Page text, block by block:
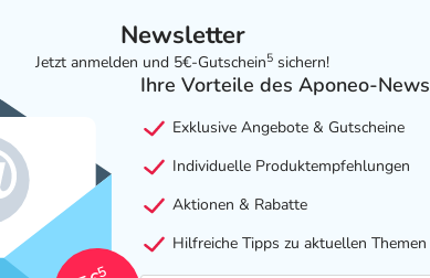
Newsletter
Jetzt anmelden und 5€-Gutschein5 sichern!
5
Ihre Vorteile des Aponeo-
Exklusive Angebote & Gutscheine
Individuelle Produktempfehlungen
Aktionen & Rabatte
Hilfreiche Tipps zu aktuellen Themen